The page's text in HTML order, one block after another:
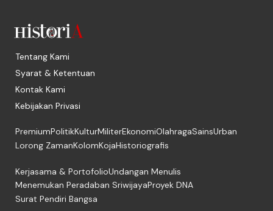
Tentang Kami
Syarat & Ketentuan
Kontak Kami
Kebijakan Privasi
PremiumPolitikKulturMiliterEkonomiOlahragaSainsUrban
Lorong ZamanKolomKojaHistoriografis
Kerjasama & PortofolioUndangan Menulis
Menemukan Peradaban SriwijayaProyek DNA
Surat Pendiri Bangsa